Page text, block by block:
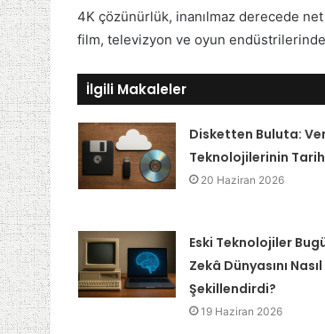
4K çözünürlük, inanılmaz derecede
film, televizyon ve oyun
İlgili Makaleler
Disketten Buluta:
Teknolojilerinin
20 Haziran 2026
Eski Teknolojiler
Zekâ Dünyasını Nasıl
Şekillendirdi?
19 Haziran 2026